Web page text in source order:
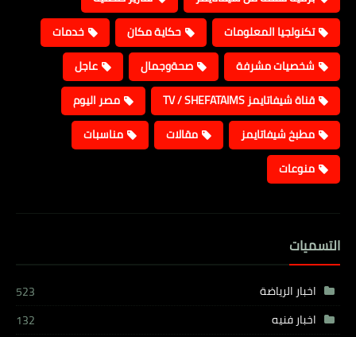
تكنولجيا المعلومات
حكاية مكان
خدمات
شخصيات مشرفة
صحةوجمال
عاجل
قناة شيفاتايمز TV / SHEFATAIMS
مصر اليوم
مطبخ شيفاتايمز
مقالات
مناسبات
منوعات
التسميات
اخبار الرياضة
523
اخبار فنيه
132